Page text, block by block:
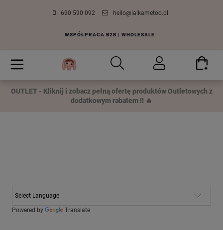
690 590 092 hello@lalkametoo.pl
WSPÓŁPRACA B2B | WHOLESALE
OUTLET - Kliknij i zobacz pełną ofertę produktów Outletowych z
dodatkowym rabatem !! 🔥
Powered by Translate